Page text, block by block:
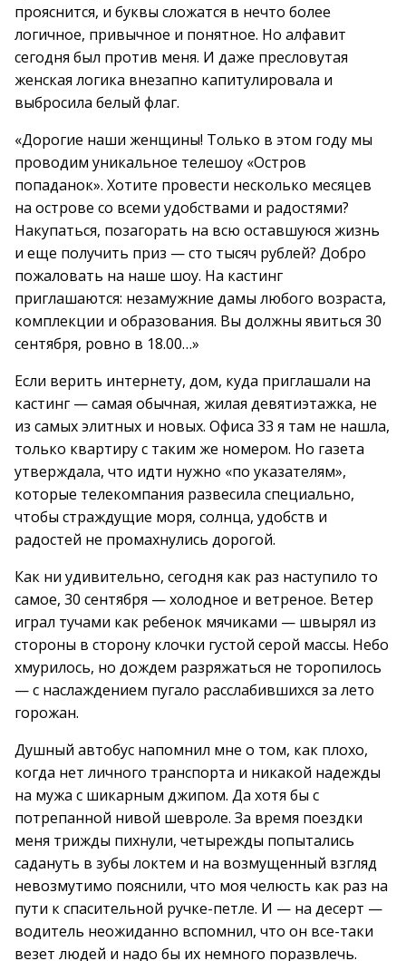
прояснится, и буквы сложатся в нечто более
логичное, привычное и понятное. Но алфавит
сегодня был против меня. И даже пресловутая
женская логика внезапно капитулировала и
выбросила белый флаг.
«Дорогие наши женщины! Только в этом году мы
проводим уникальное телешоу «Остров
попаданок». Хотите провести несколько месяцев
на острове со всеми удобствами и радостями?
Накупаться, позагорать на всю оставшуюся жизнь
и еще получить приз — сто тысяч рублей? Добро
пожаловать на наше шоу. На кастинг
приглашаются: незамужние дамы любого возраста,
комплекции и образования. Вы должны явиться 30
сентября, ровно в 18.00…»
Если верить интернету, дом, куда приглашали на
кастинг — самая обычная, жилая девятиэтажка, не
из самых элитных и новых. Офиса 33 я там не нашла,
только квартиру с таким же номером. Но газета
утверждала, что идти нужно «по указателям»,
которые телекомпания развесила специально,
чтобы страждущие моря, солнца, удобств и
радостей не промахнулись дорогой.
Как ни удивительно, сегодня как раз наступило то
самое, 30 сентября — холодное и ветреное. Ветер
играл тучами как ребенок мячиками — швырял из
стороны в сторону клочки густой серой массы. Небо
хмурилось, но дождем разряжаться не торопилось
— с наслаждением пугало расслабившихся за лето
горожан.
Душный автобус напомнил мне о том, как плохо,
когда нет личного транспорта и никакой надежды
на мужа с шикарным джипом. Да хотя бы с
потрепанной нивой шевроле. За время поездки
меня трижды пихнули, четырежды попытались
садануть в зубы локтем и на возмущенный взгляд
невозмутимо пояснили, что моя челюсть как раз на
пути к спасительной ручке-петле. И — на десерт —
водитель неожиданно вспомнил, что он все-таки
везет людей и надо бы их немного поразвлечь.